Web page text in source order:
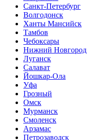
Санкт-Петербург
Волгодонск
Ханты Мансийск
Тамбов
Чебоксары
Нижний Новгород
Луганск
Салават
Йошкар-Ола
Уфа
Грозный
Омск
Мурманск
Смоленск
Арзамас
Петрозаводск